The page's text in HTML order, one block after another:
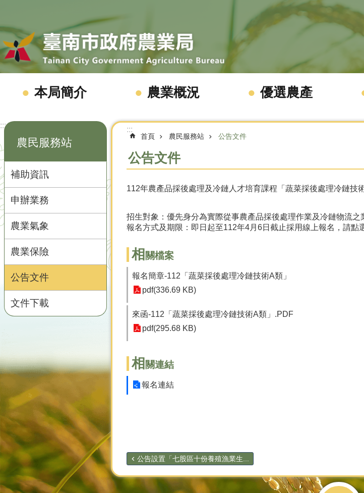
本局簡介 農業概況 優選農產
:::
農民服務站
補助資訊
申辦業務
農業氣象
農業保險
公告文件
文件下載
:::
首頁 農民服務站 公告文件
公告文件
112年農產品採後處理及冷鏈人才培育課程「蔬菜採後處理冷鏈技
招生對象：優先身分為實際從事農產品採後處理作業及冷鏈物流之
報名方式及期限：即日起至112年4月6日截止採用線上報名，請點
相 關檔案
報名簡章-112「蔬菜採後處理冷鏈技術A類」
pdf(336.69 KB)
來函-112「蔬菜採後處理冷鏈技術A類」.PDF
pdf(295.68 KB)
相 關連結
報名連結
公告設置「七股區十份養殖漁業生...